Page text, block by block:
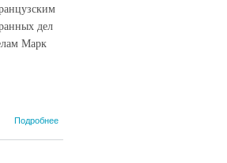
дел
Марк
Подробнее
соглашение